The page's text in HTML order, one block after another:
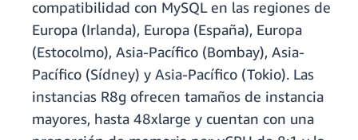
compatibilidad con MySQL en las regiones de
Europa (Irlanda), Europa (España), Europa
(Estocolmo), Asia-Pacífico (Bombay), Asia-
Pacífico (Sídney) y Asia-Pacífico (Tokio). Las
instancias R8g ofrecen tamaños de instancia
mayores, hasta 48xlarge y cuentan con una